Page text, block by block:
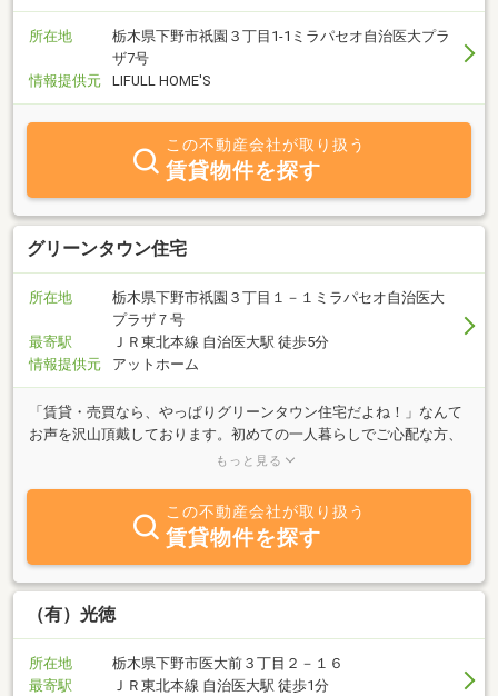
所在地
栃木県下野市祇園３丁目1-1ミラパセオ自治医大プラ
ザ7号
情報提供元
LIFULL HOME'S
この不動産会社が取り扱う
賃貸物件を探す
グリーンタウン住宅
所在地
栃木県下野市祇園３丁目１－１ミラパセオ自治医大
プラザ７号
最寄駅
ＪＲ東北本線 自治医大駅 徒歩5分
情報提供元
アットホーム
「賃貸・売買なら、やっぱりグリーンタウン住宅だよね！」なんて
お声を沢山頂戴しております。初めての一人暮らしでご心配な方、
遠方からで市内の環境がよくわからない方、忙しくてなかなかご来
す。子育て情報やオススメのお店など、地域情報も満載な当社にお
気軽にご連絡下さい。
もっと見る
この不動産会社が取り扱う
賃貸物件を探す
（有）光徳
所在地
栃木県下野市医大前３丁目２－１６
最寄駅
ＪＲ東北本線 自治医大駅 徒歩1分